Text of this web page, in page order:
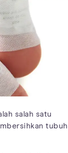
salah satu
tubuh